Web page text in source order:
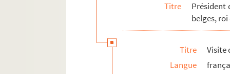
Titre
Président
belges, roi
Titre
Visite
Langue